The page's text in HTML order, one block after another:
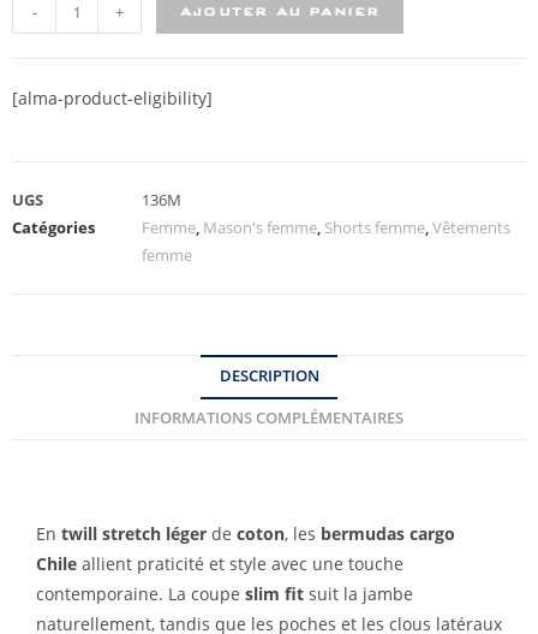
- + AJOUTER AU PANIER
[alma-product-eligibility]
UGS
136M
Catégories
Femme, Mason's femme, Shorts femme,Vêtements
femme
DESCRIPTION
INFORMATIONS COMPLÉMENTAIRES
En twill stretch léger de coton, les bermudas cargo
Chile allient praticité et style avec une touche
contemporaine. La coupe slim fit suit la jambe
naturellement, tandis que les poches et les clous latéraux